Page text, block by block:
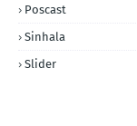
Poscast
Sinhala
Slider